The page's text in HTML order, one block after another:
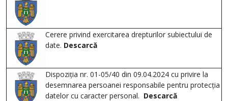
Cerere privind exercitarea drepturilor subiectului de
date. Descarcă
Dispoziția nr. 01-05/40 din 09.04.2024 cu privire la
desemnarea persoanei responsabile pentru protecția
datelor cu caracter personal. Descarcă